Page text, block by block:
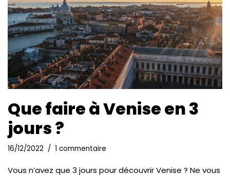
Que faire à Venise en 3
jours ?
16/12/2022 1 commentaire
Vous n’avez que 3 jours pour découvrir Venise ? Ne vous